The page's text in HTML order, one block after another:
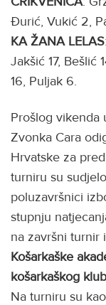
Đurić, Vukić 2,
KA ŽANA LELAS
Jakšić 17, Bešlić
16, Puljak 6.
Prošlog vikenda
Zvonka Cara
Hrvatske za
turniru su
poluzavršnici
stupnju
na završni turnir
Košarkaške
košarkaškog
Na turniru su